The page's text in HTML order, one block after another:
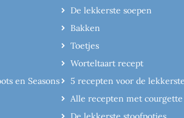
en Seasons
De lekkerste soepen
Bakken
Toetjes
Worteltaart recept
5 recepten voor de
Alle recepten met courgette